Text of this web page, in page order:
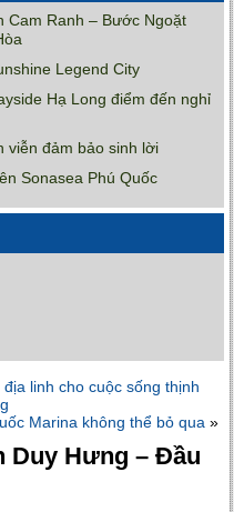
Cam Ranh – Bước Ngoặt
Legend City
Hạ Long điểm đến nghỉ
viễn đảm bảo sinh lời
Sonasea Phú Quốc
linh cho cuộc sống thịnh
Marina không thể bỏ qua »
Duy Hưng – Đầu